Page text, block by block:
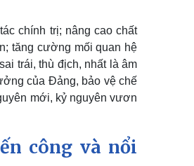
chính trị; nâng cao chất
tăng cường mối quan hệ
trái, thù địch, nhất là âm
của Đảng, bảo vệ chế
mới, kỷ nguyên vươn
công và nổi